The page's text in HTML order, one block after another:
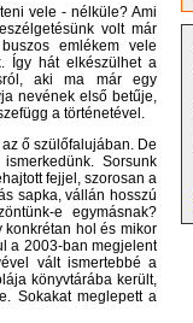
vele - nélküle? Ami
volt már
emlékem vele
Így hát elkészülhet a
aki ma már egy
nevének első betűje,
a történetével.
ő szülőfalujában. De
Sorsunk
fejjel, szorosan a
sapka, vállán hosszú
e egymásnak?
konkrétan hol és mikor
a 2003-ban megjelent
vált ismertebbé a
könyvtárába került,
Sokakat meglepett a